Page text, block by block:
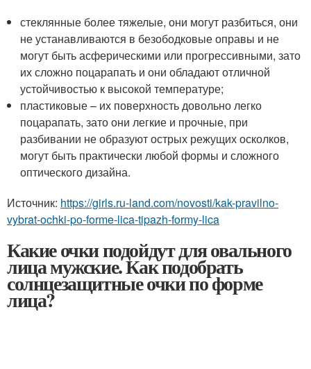
стеклянные более тяжелые, они могут разбиться, они
не устанавливаются в безободковые оправы и не
могут быть асферическими или прогрессивными, зато
их сложно поцарапать и они обладают отличной
устойчивостью к высокой температуре;
пластиковые – их поверхность довольно легко
поцарапать, зато они легкие и прочные, при
разбивании не образуют острых режущих осколков,
могут быть практически любой формы и сложного
оптического дизайна.
Источник: https://girls.ru-land.com/novosti/kak-pravilno-
vybrat-ochki-po-forme-lica-tipazh-formy-lica
Какие очки подойдут для овального
лица мужские. Как подобрать
солнцезащитные очки по форме
лица?